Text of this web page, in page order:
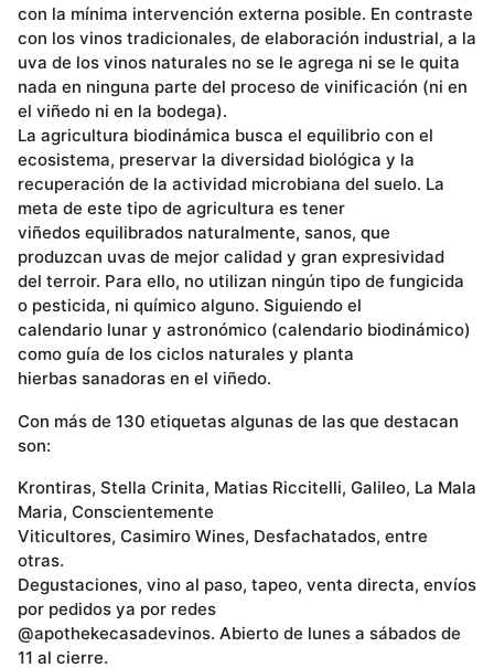
con la mínima intervención externa posible. En contraste
con los vinos tradicionales, de elaboración industrial, a la
uva de los vinos naturales no se le agrega ni se le quita
nada en ninguna parte del proceso de vinificación (ni en
el viñedo ni en la bodega).
La agricultura biodinámica busca el equilibrio con el
ecosistema, preservar la diversidad biológica y la
recuperación de la actividad microbiana del suelo. La
meta de este tipo de agricultura es tener
viñedos equilibrados naturalmente, sanos, que
produzcan uvas de mejor calidad y gran expresividad
del terroir. Para ello, no utilizan ningún tipo de fungicida
o pesticida, ni químico alguno. Siguiendo el
calendario lunar y astronómico (calendario biodinámico)
como guía de los ciclos naturales y planta
hierbas sanadoras en el viñedo.
Con más de 130 etiquetas algunas de las que destacan
son:
Krontiras, Stella Crinita, Matias Riccitelli, Galileo, La Mala
Maria, Conscientemente
Viticultores, Casimiro Wines, Desfachatados, entre
otras.
Degustaciones, vino al paso, tapeo, venta directa, envíos
por pedidos ya por redes
@apothekecasadevinos. Abierto de lunes a sábados de
11 al cierre.